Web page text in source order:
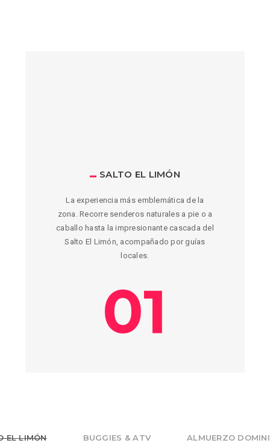
SALTO EL LIMÓN
La experiencia más emblemática de la
zona. Recorre senderos naturales a pie o a
caballo hasta la impresionante cascada del
Salto El Limón, acompañado por guías
locales.
01
EL LIMÓN BUGGIES & ATV ALMUERZO